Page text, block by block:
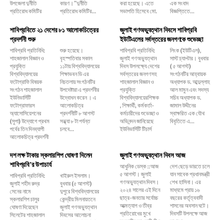
উপজেলা দুর্নীতি
প্রতিরোধ কমিটির
কারণ।”দুর্নীতি
প্রতিরোধ কমিটির...
করা হয়েছে। এতে
সভাপতি হিসেবে মো.
এক সংবাদ
বিজ্ঞপ্তিতে...
শাবিপ্রবিতে ২১ দেশের ৮১ আলোকচিত্রের
প্রদর্শনী শুরু
শাবিপ্রবি প্রতিনিধি:
শাহজালাল বিজ্ঞান ও
প্রযুক্তি
বিশ্ববিদ্যালয়ের
ফটোগ্রাফি বিষয়ক
সংগঠন শাহজালাল
ইউনিভার্সিটি
ফটোগ্রাফারস
অ্যাসোসিয়েশনের
(সুপা) উদ্যোগে প্রথম
পর্বের তিন দিনব্যাপী
আলোকচিত্র প্রদর্শনী
শুরু হয়েছে।
বৃহস্পতিবার সকাল
১১টায় বিশ্ববিদ্যালয়ের
শিক্ষাভবন ডি এর
নিচতলায় সংগঠনটির
উপদেষ্টারা এ প্রদর্শনীর
উদ্বোধন করেন । এ
আলোকচিত্র
প্রদর্শনীটি ৮ আগস্ট
সন্ধ্যা ৮ টা পর্যন্ত
চলবে...
জুলাই গণঅভ্যুত্থান দিবসে শাবিপ্রবি
ইউটিএলের সর্বস্তরের জনগণকে শুভেচ্ছা
শাবিপ্রবি প্রতিনিধি:
জুলাই গণঅভ্যুত্থান
দিবস উপলক্ষ্যে দেশের
সর্বস্তরের জনগণসহ
শাহজালাল বিজ্ঞান ও
প্রযুক্তি
বিশ্ববিদ্যালয়েরশিক্ষক
, শিক্ষার্থী, কর্মকর্তা-
কর্মচারীদের শুভেচ্ছা ও
অভিনন্দন জানিয়েছে
ইউনিভার্সিটি টিচার্স
লিংক (ইউটিএল),
সাস্ট চ্যাপ্টার। বুধবার
( ৫ আগস্ট)
সংগঠনটির আহ্বায়ক
অধ্যাপক ড. আব্দুল্লাহ
আল মামুন এবং সদস্য
সচিব অধ্যাপক ড.
জামাল উদ্দীনের
স্বাক্ষরিত এক যৌথ
বিবৃতিতে এ...
দশ লক্ষ টাকার স্কলারশিপ ঘোষণা দিলেন
শাবিপ্রবি’র উপাচার্য
শাবিপ্রবি প্রতিনিধি:
জুলাই শহীদ রুদ্র
সেনের নামে
স্কলারশিপ চালুর
ঘোষণা দিয়েছেন
সিলেটের শাহজালাল
খাইরুল ইসলাম।
বুধবার (৫ আগস্ট)
দুপুরে বিশ্ববিদ্যালয়ের
কেন্দ্রীয় মিলনায়তনে
জুলাই গণঅভ্যুত্থান
দিবসের আলোচনা
জুলাই গণঅভ্যুত্থান দিবস আজ
আধুনিক ডেস্ক ::আজ
৫ আগস্ট। জুলাই
গণঅভ্যুত্থান দিবস।
২০২৪ সালের এই দিনে
ছাত্র-জনতার সর্বোচ্চ
আত্মত্যাগ ও তীব্র
প্রতিরোধের মুখে
দেশ ছেড়ে ভারতে চলে
যান সাবেক প্রধানমন্ত্রী
শেখ হাসিনা। এর
মাধ্যমে প্রায় ১৬
বছরের কর্তৃত্ববাদী
শাসনের অবসান ঘটে।
দিবসটি উপলক্ষে আজ